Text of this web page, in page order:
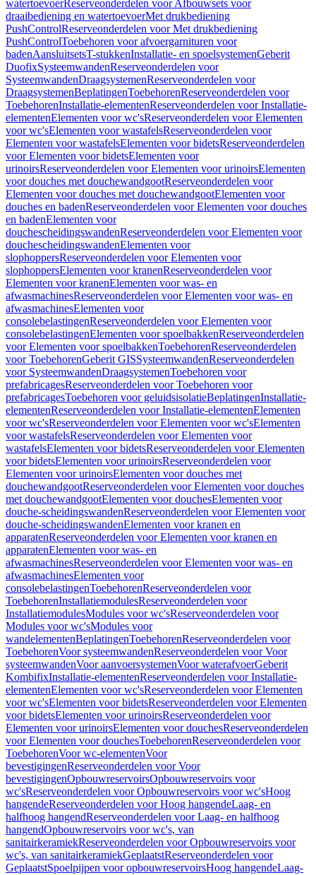
watertoevoerReserveonderdelen voor Afbouwsets voor
draaibediening en watertoevoerMet drukbediening
PushControlReserveonderdelen voor Met drukbediening
PushControlToebehoren voor afvoergarnituren voor
badenAansluitsetsT-stukkenInstallatie- en spoelsystemenGeberit
DuofixSysteemwandenReserveonderdelen voor
SysteemwandenDraagsystemenReserveonderdelen voor
DraagsystemenBeplatingenToebehorenReserveonderdelen voor
ToebehorenInstallatie-elementenReserveonderdelen voor Installatie-
elementenElementen voor wc'sReserveonderdelen voor Elementen
voor wc'sElementen voor wastafelsReserveonderdelen voor
Elementen voor wastafelsElementen voor bidetsReserveonderdelen
voor Elementen voor bidetsElementen voor
urinoirsReserveonderdelen voor Elementen voor urinoirsElementen
voor douches met douchewandgootReserveonderdelen voor
Elementen voor douches met douchewandgootElementen voor
douches en badenReserveonderdelen voor Elementen voor douches
en badenElementen voor
douchescheidingswandenReserveonderdelen voor Elementen voor
douchescheidingswandenElementen voor
slophoppersReserveonderdelen voor Elementen voor
slophoppersElementen voor kranenReserveonderdelen voor
Elementen voor kranenElementen voor was- en
afwasmachinesReserveonderdelen voor Elementen voor was- en
afwasmachinesElementen voor
consolebelastingenReserveonderdelen voor Elementen voor
consolebelastingenElementen voor spoelbakkenReserveonderdelen
voor Elementen voor spoelbakkenToebehorenReserveonderdelen
voor ToebehorenGeberit GISSysteemwandenReserveonderdelen
voor SysteemwandenDraagsystemenToebehoren voor
prefabricagesReserveonderdelen voor Toebehoren voor
prefabricagesToebehoren voor geluidsisolatieBeplatingenInstallatie-
elementenReserveonderdelen voor Installatie-elementenElementen
voor wc'sReserveonderdelen voor Elementen voor wc'sElementen
voor wastafelsReserveonderdelen voor Elementen voor
wastafelsElementen voor bidetsReserveonderdelen voor Elementen
voor bidetsElementen voor urinoirsReserveonderdelen voor
Elementen voor urinoirsElementen voor douches met
douchewandgootReserveonderdelen voor Elementen voor douches
met douchewandgootElementen voor douchesElementen voor
douche-scheidingswandenReserveonderdelen voor Elementen voor
douche-scheidingswandenElementen voor kranen en
apparatenReserveonderdelen voor Elementen voor kranen en
apparatenElementen voor was- en
afwasmachinesReserveonderdelen voor Elementen voor was- en
afwasmachinesElementen voor
consolebelastingenToebehorenReserveonderdelen voor
ToebehorenInstallatiemodulesReserveonderdelen voor
InstallatiemodulesModules voor wc'sReserveonderdelen voor
Modules voor wc'sModules voor
wandelementenBeplatingenToebehorenReserveonderdelen voor
ToebehorenVoor systeemwandenReserveonderdelen voor Voor
systeemwandenVoor aanvoersystemenVoor waterafvoerGeberit
KombifixInstallatie-elementenReserveonderdelen voor Installatie-
elementenElementen voor wc'sReserveonderdelen voor Elementen
voor wc'sElementen voor bidetsReserveonderdelen voor Elementen
voor bidetsElementen voor urinoirsReserveonderdelen voor
Elementen voor urinoirsElementen voor douchesReserveonderdelen
voor Elementen voor douchesToebehorenReserveonderdelen voor
ToebehorenVoor wc-elementenVoor
bevestigingenReserveonderdelen voor Voor
bevestigingenOpbouwreservoirsOpbouwreservoirs voor
wc'sReserveonderdelen voor Opbouwreservoirs voor wc'sHoog
hangendeReserveonderdelen voor Hoog hangendeLaag- en
halfhoog hangendReserveonderdelen voor Laag- en halfhoog
hangendOpbouwreservoirs voor wc's, van
sanitairkeramiekReserveonderdelen voor Opbouwreservoirs voor
wc's, van sanitairkeramiekGeplaatstReserveonderdelen voor
GeplaatstSpoelpijpen voor opbouwreservoirsHoog hangendeLaag-